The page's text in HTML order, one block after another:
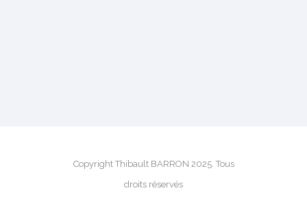
Copyright Thibault BARRON 2025. Tous
droits réservés